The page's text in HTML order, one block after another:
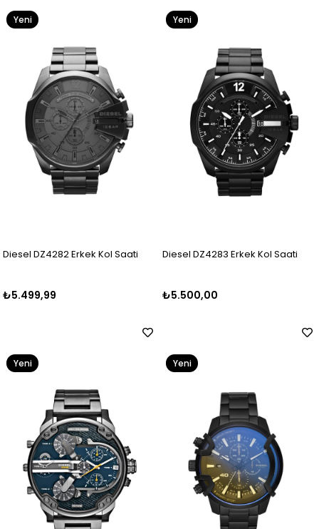
Diesel DZ4282 Erkek Kol Saati
₺5.499,99
Yeni
Diesel DZ4283 Erkek Kol Saati
₺5.500,00
Yeni
Yeni
Yeni